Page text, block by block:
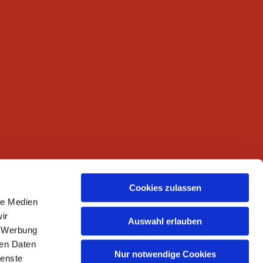
Medien
Daten
Cookies zulassen
Auswahl erlauben
Nur notwendige Cookies